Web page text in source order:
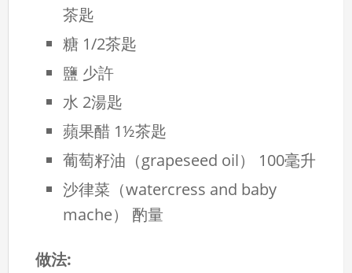
茶匙
糖 1/2茶匙
鹽 少許
水 2湯匙
蘋果醋 1½茶匙
葡萄籽油（grapeseed oil） 100毫升
沙律菜（watercress and baby
mache） 酌量
做法: